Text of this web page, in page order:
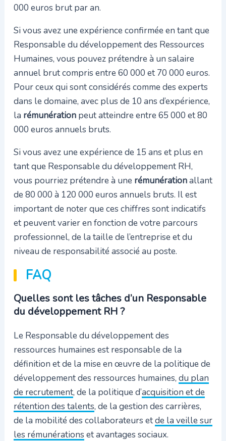
000 euros brut par an.
Si vous avez une expérience confirmée en tant que
Responsable du développement des Ressources
Humaines, vous pouvez prétendre à un salaire
annuel brut compris entre 60 000 et 70 000 euros.
Pour ceux qui sont considérés comme des experts
dans le domaine, avec plus de 10 ans d’expérience,
la rémunérationpeut atteindre entre 65 000 et 80
000 euros annuels bruts.
Si vous avez une expérience de 15 ans et plus en
tant que Responsable du développement RH,
vous pourriez prétendre à une rémunérationallant
de 80 000 à 120 000 euros annuels bruts. Il est
important de noter que ces chiffres sont indicatifs
et peuvent varier en fonction de votre parcours
professionnel, de la taille de l’entreprise et du
niveau de responsabilité associé au poste.
FAQ
Quelles sont les tâches d’un Responsable
du développement RH ?
Le Responsable du développement des
ressources humaines est responsable de la
définition et de la mise en œuvre de la politique de
développement des ressources humaines, du plan
de recrutement, de la politique d’acquisition et de
rétention des talents, de la gestion des carrières,
de la mobilité des collaborateurs etde la veille sur
les rémunérations et avantages sociaux.